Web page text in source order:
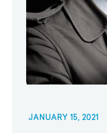
JANUARY 15, 2021